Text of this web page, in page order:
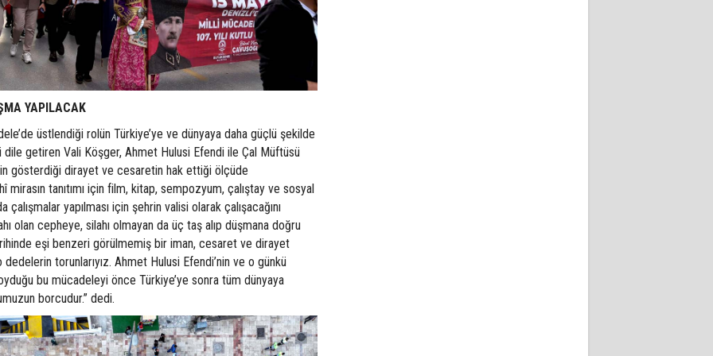
YAPILACAK
üstlendiği rolün Türkiye’ye ve dünyaya daha güçlü şekilde
dile getiren Vali Köşger, Ahmet Hulusi Efendi ile Çal Müftüsü
gösterdiği dirayet ve cesaretin hak ettiği ölçüde
mirasın tanıtımı için film, kitap, sempozyum, çalıştay ve sosyal
çalışmalar yapılması için şehrin valisi olarak çalışacağını
olan cepheye, silahı olmayan da üç taş alıp düşmana doğru
eşi benzeri görülmemiş bir iman, cesaret ve dirayet
torunlarıyız. Ahmet Hulusi Efendi’nin ve o günkü
bu mücadeleyi önce Türkiye’ye sonra tüm dünyaya
borcudur.” dedi.